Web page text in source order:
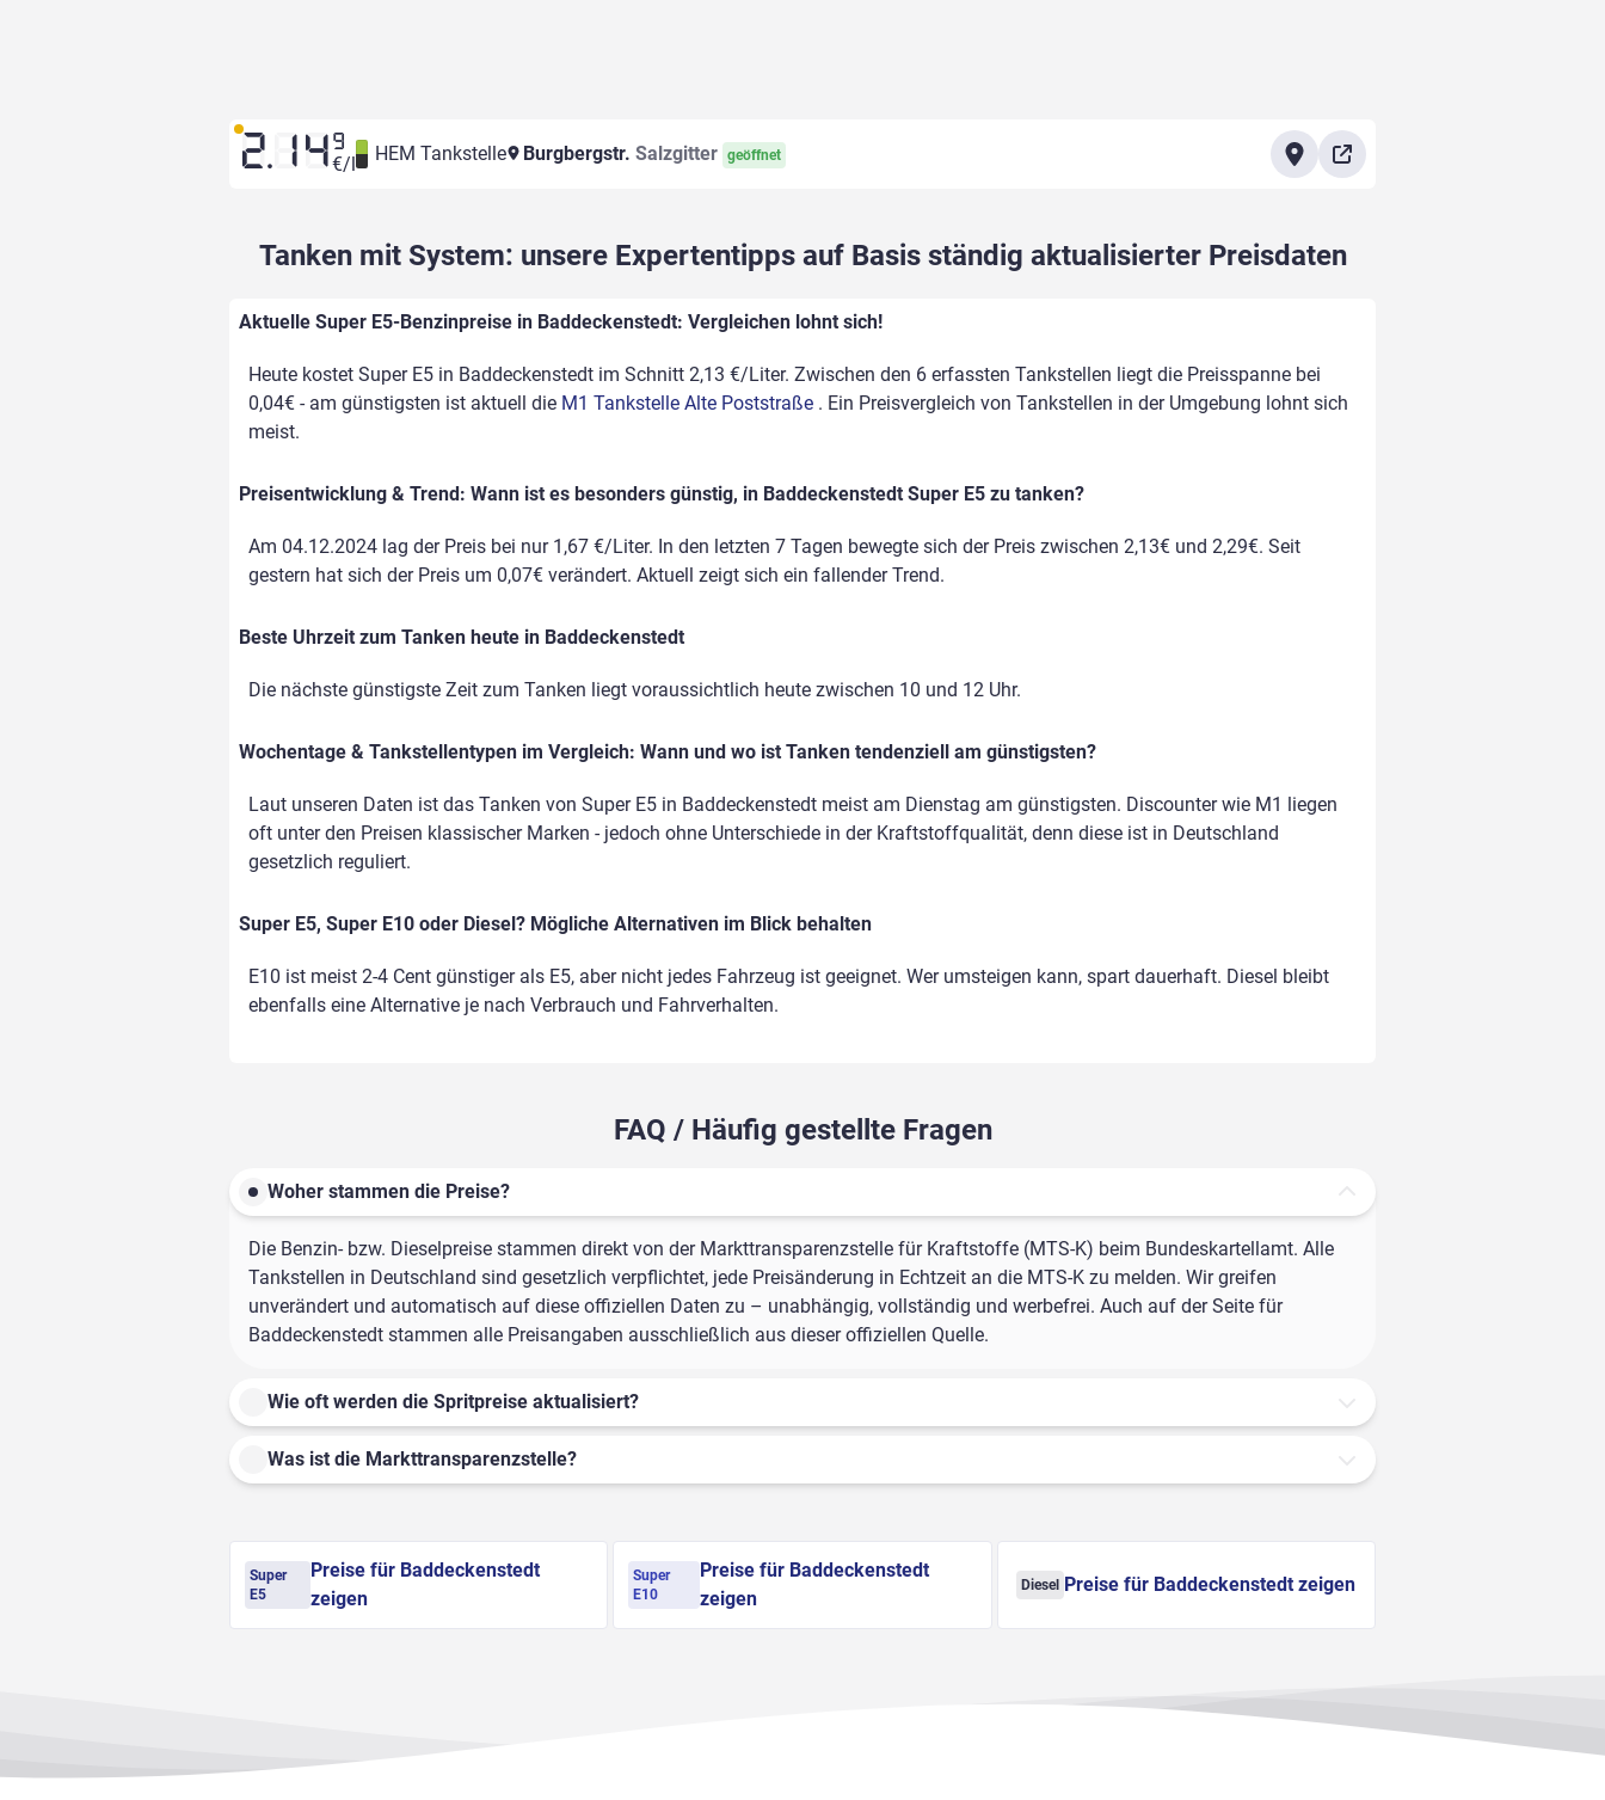
2.14 9
€/l HEM Tankstelle Burgbergstr. Salzgitter geöffnet
Tanken mit System: unsere Expertentipps auf Basis ständig aktualisierter Preisdaten
Aktuelle Super E5-Benzinpreise in Baddeckenstedt: Vergleichen lohnt sich!
Heute kostet Super E5 in Baddeckenstedt im Schnitt 2,13 €/Liter. Zwischen den 6 erfassten Tankstellen liegt die Preisspanne bei
0,04€ - am günstigsten ist aktuell die M1 Tankstelle Alte Poststraße . Ein Preisvergleich von Tankstellen in der Umgebung lohnt sich
meist.
Preisentwicklung & Trend: Wann ist es besonders günstig, in Baddeckenstedt Super E5 zu tanken?
Am 04.12.2024 lag der Preis bei nur 1,67 €/Liter. In den letzten 7 Tagen bewegte sich der Preis zwischen 2,13€ und 2,29€. Seit
gestern hat sich der Preis um 0,07€ verändert. Aktuell zeigt sich ein fallender Trend.
Beste Uhrzeit zum Tanken heute in Baddeckenstedt
Die nächste günstigste Zeit zum Tanken liegt voraussichtlich heute zwischen 10 und 12 Uhr.
Wochentage & Tankstellentypen im Vergleich: Wann und wo ist Tanken tendenziell am günstigsten?
Laut unseren Daten ist das Tanken von Super E5 in Baddeckenstedt meist am Dienstag am günstigsten. Discounter wie M1 liegen
oft unter den Preisen klassischer Marken - jedoch ohne Unterschiede in der Kraftstoffqualität, denn diese ist in Deutschland
gesetzlich reguliert.
Super E5, Super E10 oder Diesel? Mögliche Alternativen im Blick behalten
E10 ist meist 2-4 Cent günstiger als E5, aber nicht jedes Fahrzeug ist geeignet. Wer umsteigen kann, spart dauerhaft. Diesel bleibt
ebenfalls eine Alternative je nach Verbrauch und Fahrverhalten.
FAQ / Häufig gestellte Fragen
Woher stammen die Preise?
Die Benzin- bzw. Dieselpreise stammen direkt von der Markttransparenzstelle für Kraftstoffe (MTS-K) beim Bundeskartellamt. Alle
Tankstellen in Deutschland sind gesetzlich verpflichtet, jede Preisänderung in Echtzeit an die MTS-K zu melden. Wir greifen
unverändert und automatisch auf diese offiziellen Daten zu – unabhängig, vollständig und werbefrei. Auch auf der Seite für
Baddeckenstedt stammen alle Preisangaben ausschließlich aus dieser offiziellen Quelle.
Wie oft werden die Spritpreise aktualisiert?
Was ist die Markttransparenzstelle?
Super
E5
Preise für Baddeckenstedt
zeigen
Super
E10
Preise für Baddeckenstedt
zeigen
Diesel Preise für Baddeckenstedt zeigen